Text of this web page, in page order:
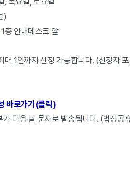
, 목요일, 토요일
)
층 안내데스크 앞
1인까지 신청 가능합니다. (신청자
바로가기(클릭)
다음 날 문자로 발송됩니다. (법정공